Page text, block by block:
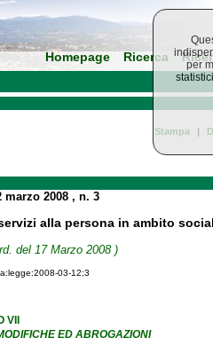
Homepage Ricerca
Stampa |
marzo 2008 , n. 3
alla persona in ambito
del 17 Marzo 2008 )
03-12;3
VII
ED ABROGAZIONI
per